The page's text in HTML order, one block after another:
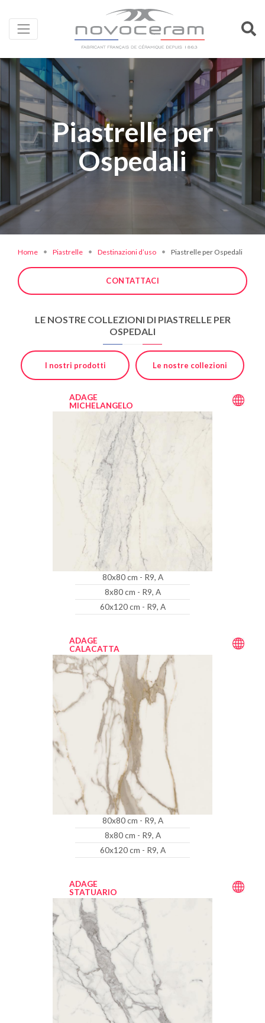
Piastrelle per
Ospedali
Home Piastrelle Destinazioni d’uso Piastrelle per Ospedali
CONTATTACI
LE NOSTRE COLLEZIONI DI PIASTRELLE PER
OSPEDALI
I nostri prodotti Le nostre collezioni
ADAGE
MICHELANGELO
80x80 cm - R9, A
8x80 cm - R9, A
60x120 cm - R9, A
ADAGE
CALACATTA
80x80 cm - R9, A
8x80 cm - R9, A
60x120 cm - R9, A
ADAGE
STATUARIO